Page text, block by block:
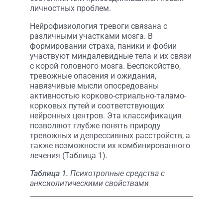
личностных проблем.
Нейрофизиология тревоги связана с
различными участками мозга. В
формировании страха, паники и фобии
участвуют миндалевидные тела и их связи
с корой головного мозга. Беспокойство,
тревожные опасения и ожидания,
навязчивые мысли опосредованы
активностью корково-стриально-таламо-
корковых путей и соответствующих
нейронных центров. Эта классификация
позволяют глубже понять природу
тревожных и депрессивных расстройств, а
также возможности их комбинированного
лечения (Таблица 1).
Таблица 1. Психотропные средства с
анксиолитическими свойствами